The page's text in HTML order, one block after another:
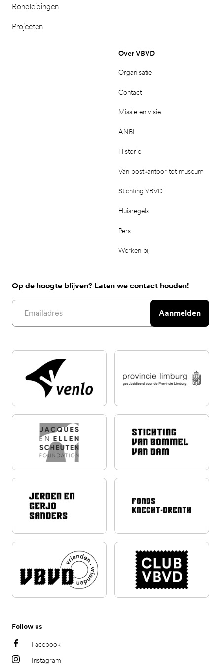
Rondleidingen
Projecten
Over VBVD
Organisatie
Contact
Missie en visie
ANBI
Historie
Van postkantoor tot museum
Stichting VBVD
Huisregels
Pers
Werken bij
Op de hoogte blijven? Laten we contact houden!
Email address
Aanmelden
Follow us
Facebook
Instagram